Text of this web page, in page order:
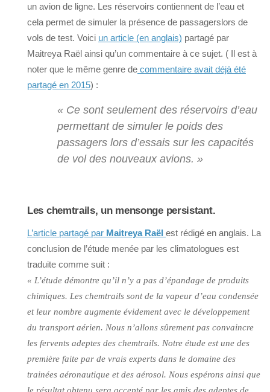
un avion de ligne. Les réservoirs contiennent de l’eau et
cela permet de simuler la présence de passagerslors de
vols de test. Voici un article (en anglais) partagé par
Maitreya Raël ainsi qu’un commentaire à ce sujet. ( Il est à
noter que le même genre de commentaire avait déjà été
partagé en 2015) :
« Ce sont seulement des réservoirs d’eau
permettant de simuler le poids des
passagers lors d’essais sur les capacités
de vol des nouveaux avions. »
Les chemtrails, un mensonge persistant.
L’article partagé par Maitreya Raël est rédigé en anglais. La
conclusion de l’étude menée par les climatologues est
traduite comme suit :
« L’étude démontre qu’il n’y a pas d’épandage de produits
chimiques. Les chemtrails sont de la vapeur d’eau condensée
et leur nombre augmente évidement avec le développement
du transport aérien. Nous n’allons sûrement pas convaincre
les fervents adeptes des chemtrails. Notre étude est une des
première faite par de vrais experts dans le domaine des
trainées aéronautique et des aérosol. Nous espérons ainsi que
le résultat obtenu sera accepté par les amis des adeptes de